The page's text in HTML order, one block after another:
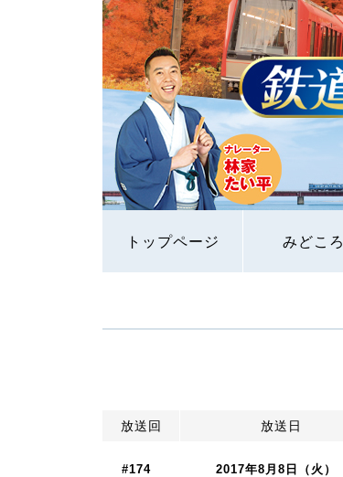
トップページ みどころ
放送回 放送日
#174 2017年8月8日（火）